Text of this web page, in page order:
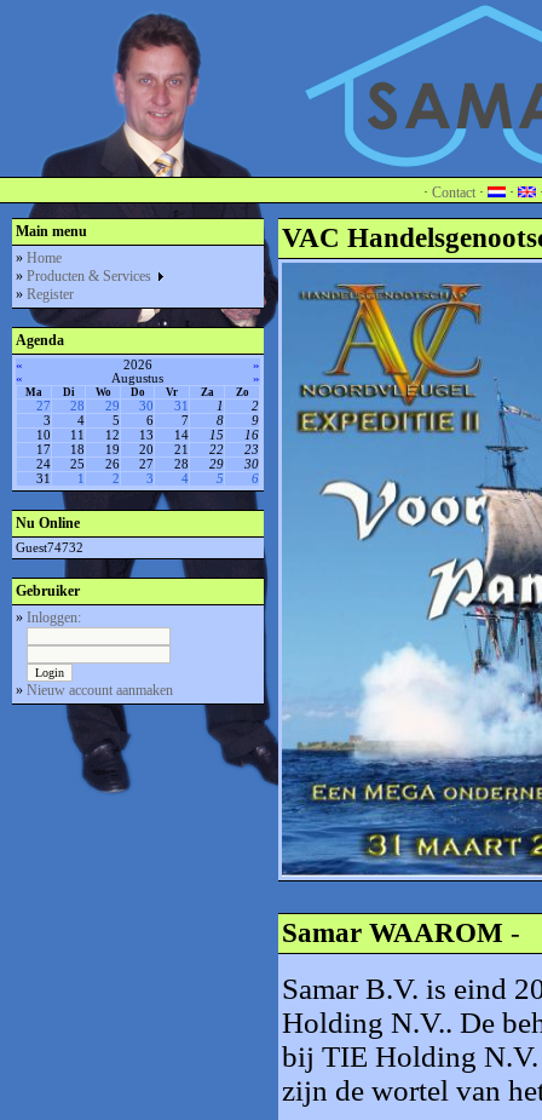
· Contact · ·
VAC
Samar WAAROM -
Samar B.V. is eind
Holding N.V.. De
bij TIE Holding N.V.
zijn de wortel van
Main menu
» Home
» Producten & Services
» Register
Agenda
« 2026
»
«
Augustus »
Ma Di Wo Do Vr Za Zo
27 28 29 30 31 1
2
3
4 5 6 7 8
9
10
11 12 13 14 15
16
17
18 19 20 21 22
23
24
25 26 27 28 29
30
31
1 2 3 4 5 6
Nu Online
Guest74732
Gebruiker
» Inloggen:
» Nieuw account aanmaken